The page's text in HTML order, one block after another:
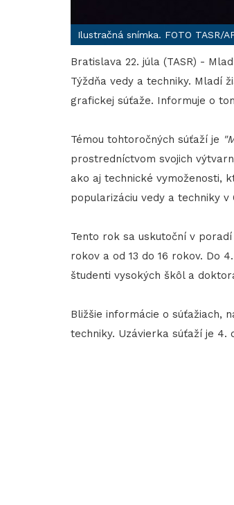
Ilustračná snímka. FOTO TASR/
Bratislava 22. júla (TASR) -
Týždňa vedy a techniky. Mladí
grafickej súťaže. Informuje o
Témou tohtoročných súťaží je
prostredníctvom svojich
ako aj technické vymoženosti,
popularizáciu vedy a techniky v
Tento rok sa uskutoční v
rokov a od 13 do 16 rokov. Do
študenti vysokých škôl a
Bližšie informácie o súťažiach,
techniky. Uzávierka súťaží je 4.